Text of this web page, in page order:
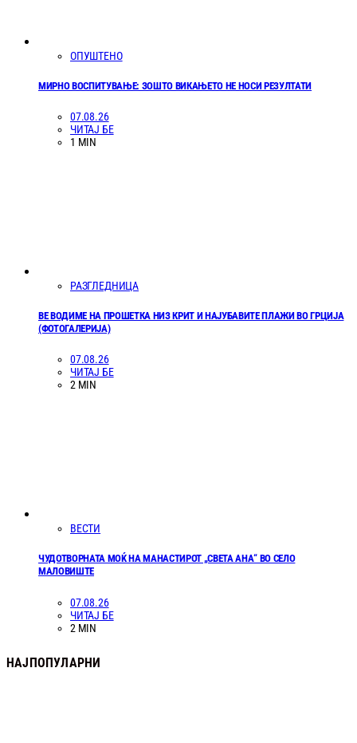
ОПУШТЕНО
МИРНО ВОСПИТУВАЊЕ: ЗОШТО ВИКАЊЕТО НЕ НОСИ РЕЗУЛТАТИ
07.08.26
ЧИТАЈ БЕ
1 MIN
РАЗГЛЕДНИЦА
ВЕ ВОДИМЕ НА ПРОШЕТКА НИЗ КРИТ И НАЈУБАВИТЕ ПЛАЖИ ВО ГРЦИЈА
(ФОТОГАЛЕРИЈА)
07.08.26
ЧИТАЈ БЕ
2 MIN
ВЕСТИ
ЧУДОТВОРНАТА МОЌ НА МАНАСТИРОТ „СВЕТА АНА“ ВО СЕЛО
МАЛОВИШТЕ
07.08.26
ЧИТАЈ БЕ
2 MIN
НАЈПОПУЛАРНИ